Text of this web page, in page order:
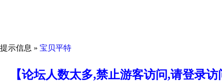
提示信息 » 宝贝平特
【论坛人数太多,禁止游客访问,请登录